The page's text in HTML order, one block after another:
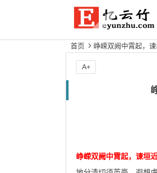
首页 峥嵘双阙中霄起，
峥嵘双阙中霄起，谏垣
A+